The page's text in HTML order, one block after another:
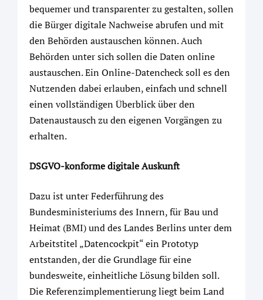
bequemer und transparenter zu gestalten, sollen
die Bürger digitale Nachweise abrufen und mit
den Behörden austauschen können. Auch
Behörden unter sich sollen die Daten online
austauschen. Ein Online-Datencheck soll es den
Nutzenden dabei erlauben, einfach und schnell
einen vollständigen Überblick über den
Datenaustausch zu den eigenen Vorgängen zu
erhalten.
DSGVO-konforme digitale Auskunft
Dazu ist unter Federführung des
Bundesministeriums des Innern, für Bau und
Heimat (BMI) und des Landes Berlins unter dem
Arbeitstitel „Datencockpit“ ein Prototyp
entstanden, der die Grundlage für eine
bundesweite, einheitliche Lösung bilden soll.
Die Referenzimplementierung liegt beim Land